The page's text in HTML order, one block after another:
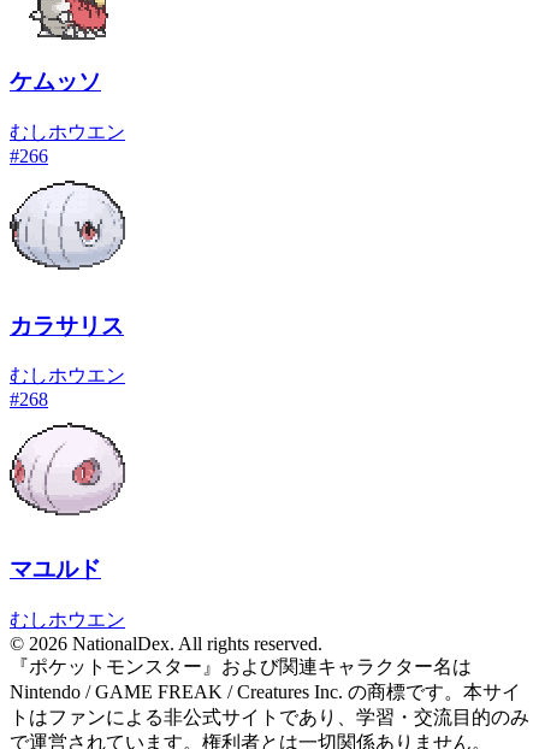
ケムッソ
むしホウエン
#266
カラサリス
むしホウエン
#268
マユルド
むしホウエン
© 2026 NationalDex. All rights reserved.
『ポケットモンスター』および関連キャラクター名は
Nintendo / GAME FREAK / Creatures Inc. の商標です。本サイ
トはファンによる非公式サイトであり、学習・交流目的のみ
で運営されています。権利者とは一切関係ありません。